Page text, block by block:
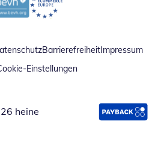
neuem Fenster
Öffnet in neuem Fenster
BarrierefreiheitImpressum
Einstellungen
heine